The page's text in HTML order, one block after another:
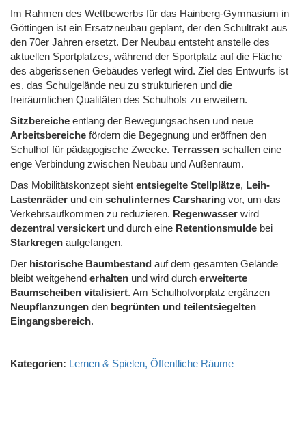
Im Rahmen des Wettbewerbs für das Hainberg-Gymnasium in
Göttingen ist ein Ersatzneubau geplant, der den Schultrakt aus
den 70er Jahren ersetzt. Der Neubau entsteht anstelle des
aktuellen Sportplatzes, während der Sportplatz auf die Fläche
des abgerissenen Gebäudes verlegt wird. Ziel des Entwurfs ist
es, das Schulgelände neu zu strukturieren und die
freiräumlichen Qualitäten des Schulhofs zu erweitern.
Sitzbereiche entlang der Bewegungsachsen und neue
Arbeitsbereiche fördern die Begegnung und eröffnen den
Schulhof für pädagogische Zwecke. Terrassen schaffen eine
enge Verbindung zwischen Neubau und Außenraum.
Das Mobilitätskonzept sieht entsiegelte Stellplätze, Leih-
Lastenräder und ein schulinternes Carsharing vor, um das
Verkehrsaufkommen zu reduzieren. Regenwasser wird
dezentral versickert und durch eine Retentionsmulde bei
Starkregen aufgefangen.
Der historische Baumbestand auf dem gesamten Gelände
bleibt weitgehend erhalten und wird durch erweiterte
Baumscheiben vitalisiert. Am Schulhofvorplatz ergänzen
Neupflanzungen den begrünten und teilentsiegelten
Eingangsbereich.
Kategorien: Lernen & Spielen Öffentliche Räume